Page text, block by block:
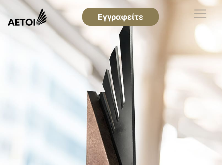
Εγγραφείτε